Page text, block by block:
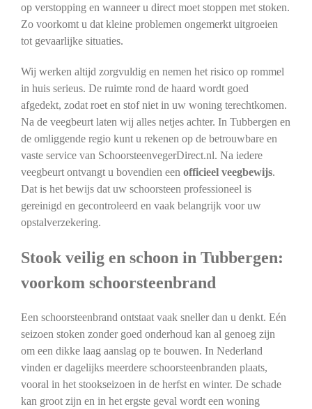
op verstopping en wanneer u direct moet stoppen met stoken.
Zo voorkomt u dat kleine problemen ongemerkt uitgroeien
tot gevaarlijke situaties.
Wij werken altijd zorgvuldig en nemen het risico op rommel
in huis serieus. De ruimte rond de haard wordt goed
afgedekt, zodat roet en stof niet in uw woning terechtkomen.
Na de veegbeurt laten wij alles netjes achter. In Tubbergen en
de omliggende regio kunt u rekenen op de betrouwbare en
vaste service van SchoorsteenvegerDirect.nl. Na iedere
veegbeurt ontvangt u bovendien een officieel veegbewijs.
Dat is het bewijs dat uw schoorsteen professioneel is
gereinigd en gecontroleerd en vaak belangrijk voor uw
opstalverzekering.
Stook veilig en schoon in Tubbergen:
voorkom schoorsteenbrand
Een schoorsteenbrand ontstaat vaak sneller dan u denkt. Eén
seizoen stoken zonder goed onderhoud kan al genoeg zijn
om een dikke laag aanslag op te bouwen. In Nederland
vinden er dagelijks meerdere schoorsteenbranden plaats,
vooral in het stookseizoen in de herfst en winter. De schade
kan groot zijn en in het ergste geval wordt een woning